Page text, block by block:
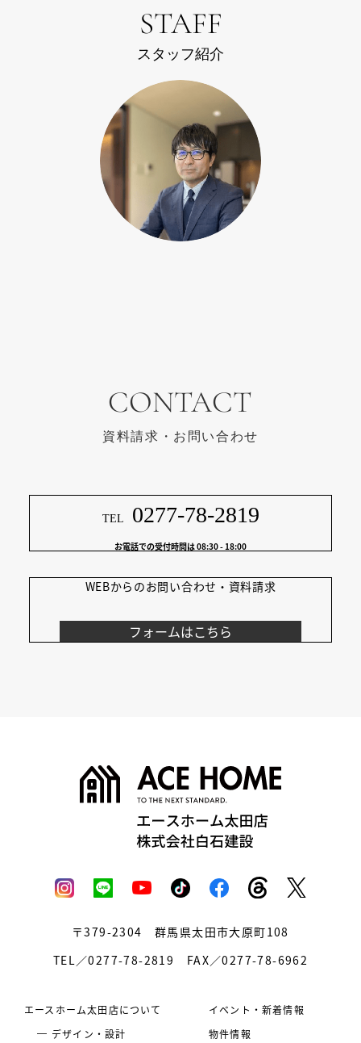
STAFF
スタッフ紹介
CONTACT
資料請求・お問い合わせ
TEL 0277-78-2819
お電話での受付時間は 08:30 - 18:00
WEBからのお問い合わせ・資料請求
フォームはこちら
〒379-2304群馬県太田市大原町108
TEL／0277-78-2819 FAX／0277-78-6962
エースホーム太田店について
デザイン・設計
イベント・新着情報
物件情報